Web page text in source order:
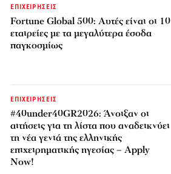
ΕΠΙΧΕΙΡΗΣΕΙΣ
Fortune Global 500: Αυτές είναι οι 10
εταιρείες με τα μεγαλύτερα έσοδα
παγκοσμίως
ΕΠΙΧΕΙΡΗΣΕΙΣ
#40under40GR2026: Άνοιξαν οι
αιτήσεις για τη λίστα που αναδεικνύει
τη νέα γενιά της ελληνικής
επιχειρηματικής ηγεσίας – Apply
Now!